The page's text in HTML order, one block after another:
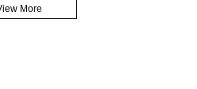
More